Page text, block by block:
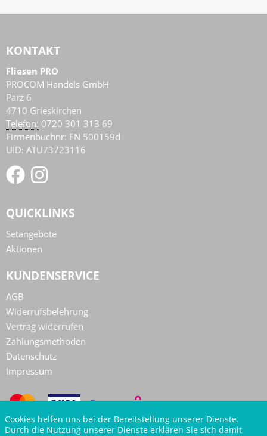
KONTAKT
Fliesen PRO
PROCOM Handels GmbH
Parz 6
4710 Grieskirchen
AT
Telefon: 0720 301 313 69
Firmenbuchnr: FN 500159d
UID: ATU73723116
QUICKLINKS
Setangebote
Aktionen
KUNDENSERVICE
AGB
Widerrufsbelehrung
Vertrag widerrufen
Zahlungsmethoden
Datenschutz
Impressum
Cookies helfen uns bei der Bereitstellung unserer Dienste.
Durch die Nutzung unserer Dienste erklären Sie sich damit